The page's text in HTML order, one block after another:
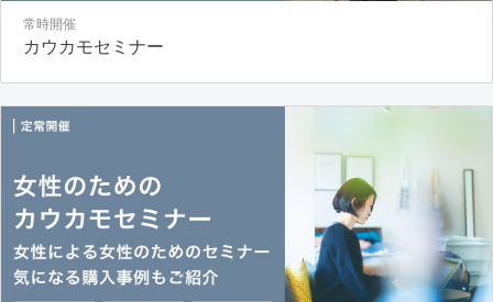
常時開催
カウカモセミナー